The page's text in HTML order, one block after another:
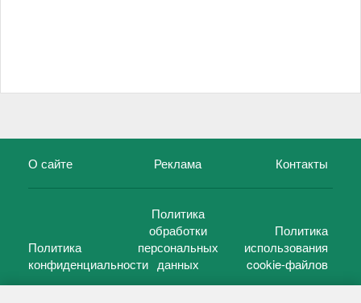
О сайте Реклама Контакты
Политика
конфиденциальности
Политика
обработки
персональных
данных
Политика
использования
cookie-файлов